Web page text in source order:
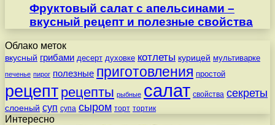
Фруктовый салат с апельсинами –
вкусный рецепт и полезные свойства
Облако меток
вкусный грибами десерт духовке котлеты курицей мультиварке
печенье пирог полезные приготовления простой
рецепт рецепты рыбные салат свойства секреты
слоеный суп супа сыром торт тортик
Интересно